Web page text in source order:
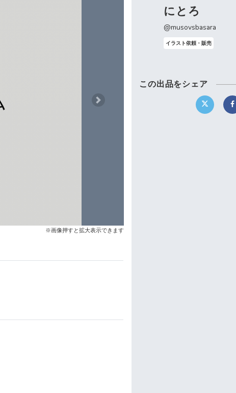
Next
※画像押すと拡大表示できます
にとろ
@musovsbasara
イラスト依頼・販売
この出品をシェア